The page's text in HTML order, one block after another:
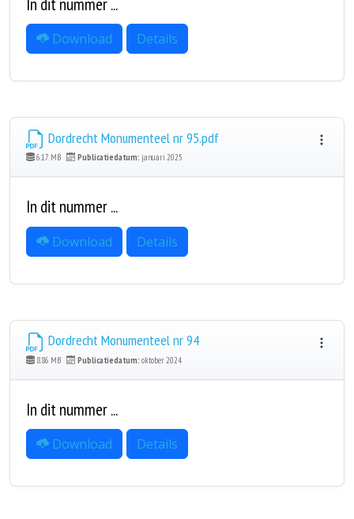
Download Details
Dordrecht Monumenteel nr 95.pdf
6.17 MB Publicatiedatum: januari 2025
In dit nummer ...
Download Details
Dordrecht Monumenteel nr 94
8.86 MB Publicatiedatum: oktober 2024
In dit nummer ...
Download Details